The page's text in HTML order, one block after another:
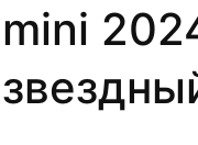
mini